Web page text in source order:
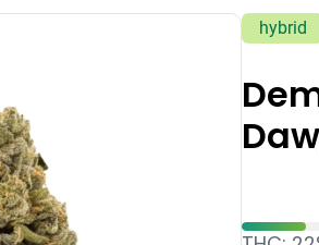
hybrid